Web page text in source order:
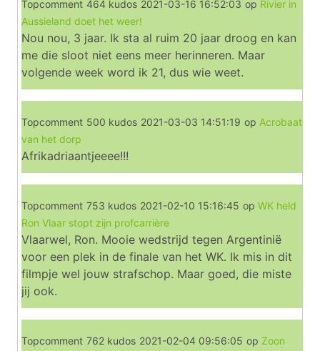
Topcomment 464 kudos 2021-03-16 16:52:03 op Rivier in
Aussieland doet het weer!
Nou nou, 3 jaar. Ik sta al ruim 20 jaar droog en kan
me die sloot niet eens meer herinneren. Maar
volgende week word ik 21, dus wie weet.
Topcomment 500 kudos 2021-03-03 14:51:19 op Acrobaat
van het dorp
Afrikadriaantjeeee!!!
Topcomment 753 kudos 2021-02-10 15:16:45 op WK held
Ron Vlaar stopt zijn profcarrière
Vlaarwel, Ron. Mooie wedstrijd tegen Argentinië
voor een plek in de finale van het WK. Ik mis in dit
filmpje wel jouw strafschop. Maar goed, die miste
jij ook.
Topcomment 762 kudos 2021-02-04 09:56:05 op Zoon